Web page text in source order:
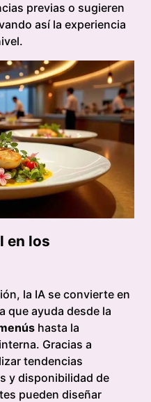
previas o sugieren
así la experiencia
en los
la IA se convierte en
que ayuda desde la
hasta la
Gracias a
tendencias
y disponibilidad de
pueden diseñar